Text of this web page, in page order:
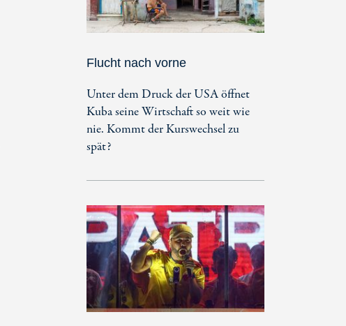
Flucht nach vorne
Unter dem Druck der USA öffnet
Kuba seine Wirtschaft so weit wie
nie. Kommt der Kurswechsel zu
spät?